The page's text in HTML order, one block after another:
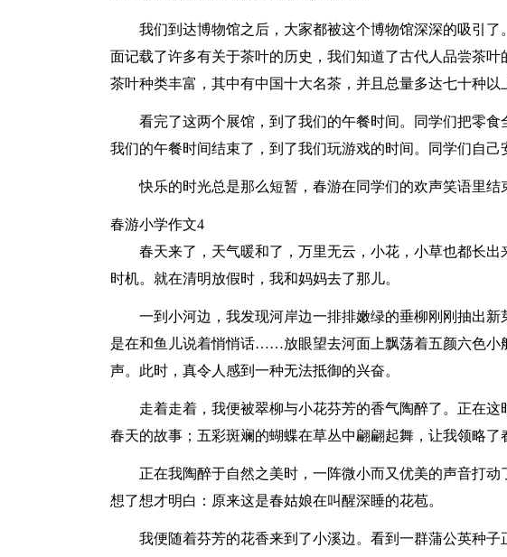
我们到达博物馆之后，大家都被这个博物馆深深的吸引
面记载了许多有关于茶叶的历史，我们知道了古代人品尝茶
茶叶种类丰富，其中有中国十大名茶，并且总量多达七十种以
看完了这两个展馆，到了我们的午餐时间。同学们把零
我们的午餐时间结束了，到了我们玩游戏的时间。同学们自己
快乐的时光总是那么短暂，春游在同学们的欢声笑语里结
春游小学作文4
春天来了，天气暖和了，万里无云，小花，小草也都长
时机。就在清明放假时，我和妈妈去了那儿。
一到小河边，我发现河岸边一排排嫩绿的垂柳刚刚抽出
是在和鱼儿说着悄悄话……放眼望去河面上飘荡着五颜六色小
声。此时，真令人感到一种无法抵御的兴奋。
走着走着，我便被翠柳与小花芬芳的香气陶醉了。正在
春天的故事；五彩斑斓的蝴蝶在草丛中翩翩起舞，让我领略了
正在我陶醉于自然之美时，一阵微小而又优美的声音打
想了想才明白：原来这是春姑娘在叫醒深睡的花苞。
我便随着芬芳的花香来到了小溪边。看到一群蒲公英种